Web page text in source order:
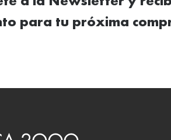
para tu próxima